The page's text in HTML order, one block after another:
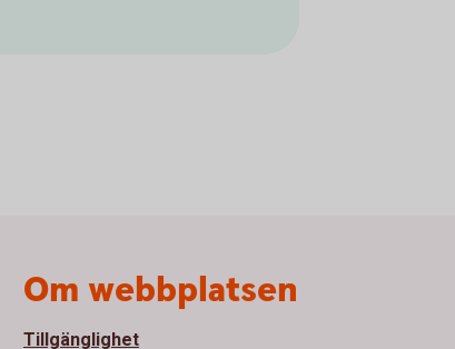
Om webbplatsen
Tillgänglighet